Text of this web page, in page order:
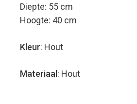
Diepte: 55 cm
Hoogte: 40 cm
Kleur: Hout
Materiaal : Hout